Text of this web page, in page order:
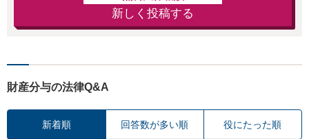
新しく投稿する
財産分与の法律Q&A
新着順 回答数が多い順 役にたった順